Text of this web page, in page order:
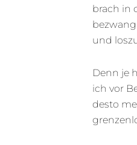
brach in
und
Denn je
ich vor
desto